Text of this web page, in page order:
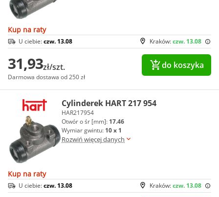
Kup na raty
Kraków:czw. 13.08
U ciebie:czw. 13.08
31,93zł/szt.
Darmowa dostawa od 250 zł
do koszyka
Cylinderek HART 217 954
HAR217954
Otwór o śr [mm]: 17.46
Wymiar gwintu: 10 x 1
Rozwiń więcej danych
Kup na raty
Kraków:czw. 13.08
U ciebie:czw. 13.08